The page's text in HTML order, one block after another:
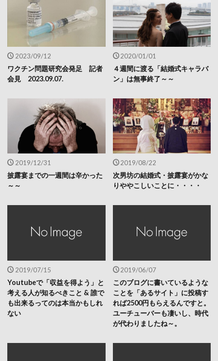
2023/09/12
ワクチン問題研究会発足 記者
会見 2023.09.07.
2020/01/01
４週間に渡る「結婚式キャラバ
ン」は無事終了～～
2019/12/31
披露宴までの一週間は辛かった
～～
2019/08/22
次男坊の結婚式・披露宴がかな
りややこしいことに・・・・
2019/07/15
Youtubeで「収益を得よう」と
考える人が知るべきこと & 誰で
も出来るってのは本当かもしれ
ない
2019/06/07
このブログに書いているような
ことを「あるサイト」に投稿す
れば2500円もらえるんですと。
ユーチューバーも凄いし、時代
が代わりましたね～。